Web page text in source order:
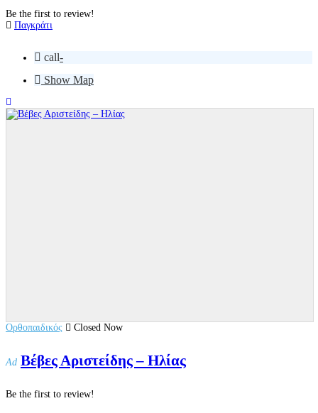
Be the first to review!
Παγκράτι
call-
Show Map
Ορθοπαιδικός Closed Now
Ad Βέβες Αριστείδης – Ηλίας
Be the first to review!